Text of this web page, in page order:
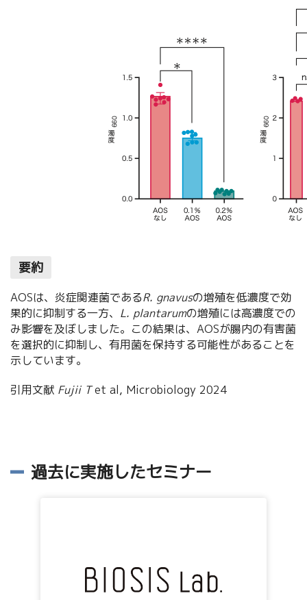
要約
AOSは、炎症関連菌であるR. gnavusの増殖を低濃度で効
果的に抑制する一方、 L. plantarumの増殖には高濃度での
み影響を及ぼしました。この結果は、AOSが腸内の有害菌
を選択的に抑制し、有用菌を保持する可能性があることを
示しています。
引用文献 Fujii Tet al, Microbiology 2024
過去に実施したセミナー